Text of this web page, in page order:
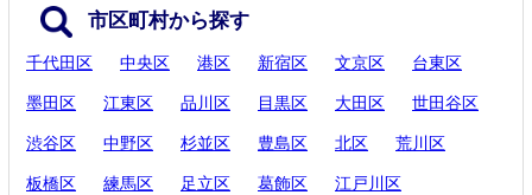
市区町村から探す
千代田区 中央区 港区 新宿区 文京区 台東区
墨田区 江東区 品川区 目黒区 大田区 世田谷区
渋谷区 中野区 杉並区 豊島区 北区 荒川区
板橋区 練馬区 足立区 葛飾区 江戸川区